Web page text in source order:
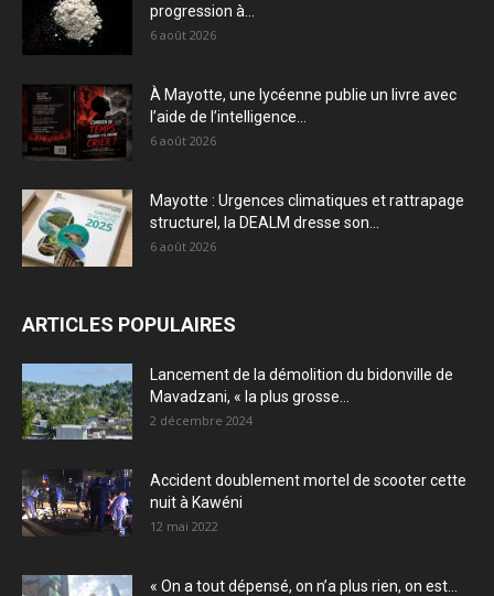
progression à...
6 août 2026
À Mayotte, une lycéenne publie un livre avec
l’aide de l’intelligence...
6 août 2026
Mayotte : Urgences climatiques et rattrapage
structurel, la DEALM dresse son...
6 août 2026
ARTICLES POPULAIRES
Lancement de la démolition du bidonville de
Mavadzani, « la plus grosse...
2 décembre 2024
Accident doublement mortel de scooter cette
nuit à Kawéni
12 mai 2022
« On a tout dépensé, on n’a plus rien, on est...